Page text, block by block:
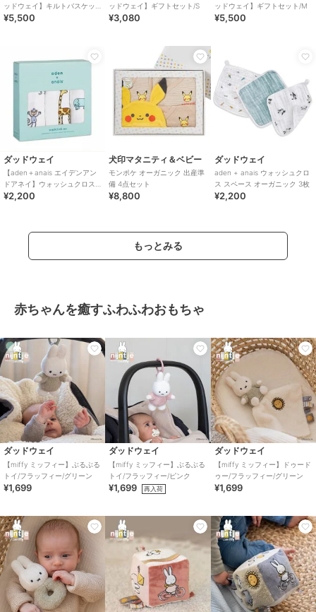
ッドウェイ】キルトバスケッ
トギフトセット リトルベア
¥5,500
ッドウェイ】ギフトセット/S
¥3,080
ッドウェイ】ギフトセット/M
¥5,500
ダッドウェイ
【aden＋anais エイデンアン
ドアネイ】ウォッシュクロス/3
枚
¥2,200
犬印マタニティ＆ベビー
モンポケ オーガニック 出産準
備 4点セット
¥8,800
ダッドウェイ
aden + anais ウォッシュクロ
ス スペース オーガニック 3枚
¥2,200
もっとみる
赤ちゃんを癒すふわふわおもちゃ
ダッドウェイ
【miffy ミッフィー】ぶるぶる
トイ/フラッフィー/グリーン
¥1,699
ダッドウェイ
【miffy ミッフィー】ぶるぶる
トイ/フラッフィー/ピンク
¥1,699 再入荷
ダッドウェイ
【miffy ミッフィー】ドゥード
ゥー/フラッフィー/グリーン
¥1,699